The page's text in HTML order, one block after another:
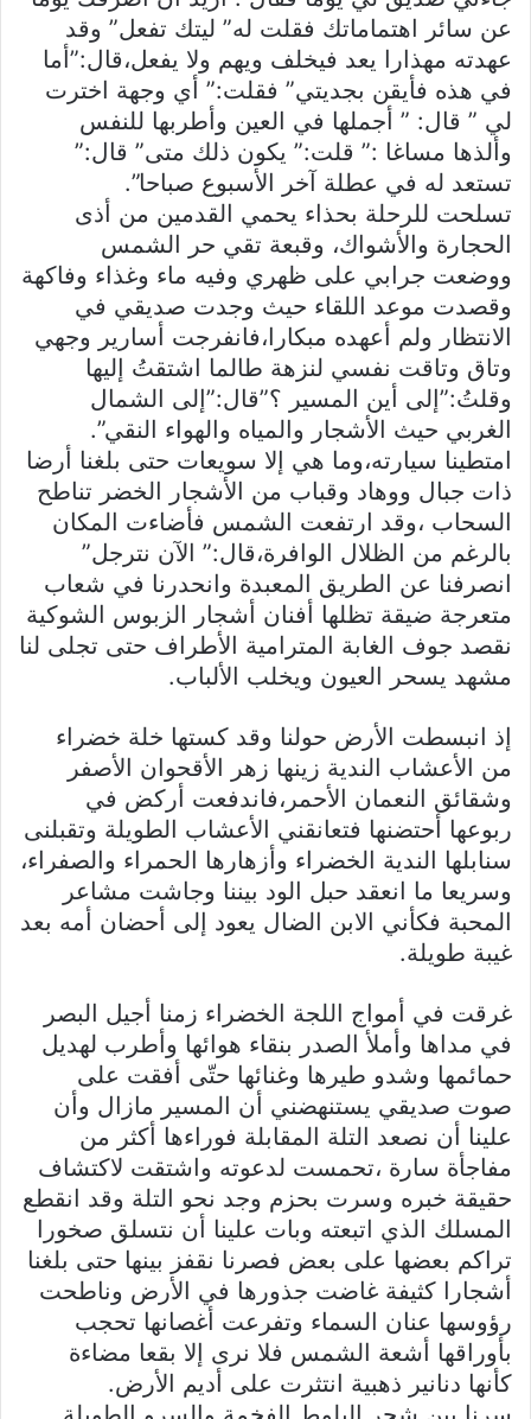
عن سائر اهتماماتك فقلت له” ليتك تفعل” وقد
عهدته مهذارا يعد فيخلف ويهم ولا يفعل،قال:”أما
في هذه فأيقن بجديتي” فقلت:” أي وجهة اخترت
لي ” قال: ” أجملها في العين وأطربها للنفس
وألذها مساغا :” قلت:” يكون ذلك متى” قال:”
تستعد له في عطلة آخر الأسبوع صباحا”.
تسلحت للرحلة بحذاء يحمي القدمين من أذى
الحجارة والأشواك، وقبعة تقي حر الشمس
ووضعت جرابي على ظهري وفيه ماء وغذاء وفاكهة
وقصدت موعد اللقاء حيث وجدت صديقي في
الانتظار ولم أعهده مبكارا،فانفرجت أسارير وجهي
وتاق وتاقت نفسي لنزهة طالما اشتقتُ إليها
وقلتُ:”إلى أين المسير ؟”قال:”إلى الشمال
الغربي حيث الأشجار والمياه والهواء النقي”.
امتطينا سيارته،وما هي إلا سويعات حتى بلغنا أرضا
ذات جبال ووهاد وقباب من الأشجار الخضر تناطح
السحاب ،وقد ارتفعت الشمس فأضاءت المكان
بالرغم من الظلال الوافرة،قال:” الآن نترجل”
انصرفنا عن الطريق المعبدة وانحدرنا في شعاب
متعرجة ضيقة تظلها أفنان أشجار الزبوس الشوكية
نقصد جوف الغابة المترامية الأطراف حتى تجلى لنا
مشهد يسحر العيون ويخلب الألباب.
إذ انبسطت الأرض حولنا وقد كستها خلة خضراء
من الأعشاب الندية زينها زهر الأقحوان الأصفر
وشقائق النعمان الأحمر،فاندفعت أركض في
ربوعها أحتضنها فتعانقني الأعشاب الطويلة وتقبلنى
سنابلها الندية الخضراء وأزهارها الحمراء والصفراء،
وسريعا ما انعقد حبل الود بيننا وجاشت مشاعر
المحبة فكأني الابن الضال يعود إلى أحضان أمه بعد
غيبة طويلة.
غرقت في أمواج اللجة الخضراء زمنا أجيل البصر
في مداها وأملأ الصدر بنقاء هوائها وأطرب لهديل
حمائمها وشدو طيرها وغنائها حتّى أفقت على
صوت صديقي يستنهضني أن المسير مازال وأن
علينا أن نصعد التلة المقابلة فوراءها أكثر من
مفاجأة سارة ،تحمست لدعوته واشتقت لاكتشاف
حقيقة خبره وسرت بحزم وجد نحو التلة وقد انقطع
المسلك الذي اتبعته وبات علينا أن نتسلق صخورا
تراكم بعضها على بعض فصرنا نقفز بينها حتى بلغنا
أشجارا كثيفة غاضت جذورها في الأرض وناطحت
رؤوسها عنان السماء وتفرعت أغصانها تحجب
بأوراقها أشعة الشمس فلا نرى إلا بقعا مضاءة
كأنها دنانير ذهبية انتثرت على أديم الأرض.